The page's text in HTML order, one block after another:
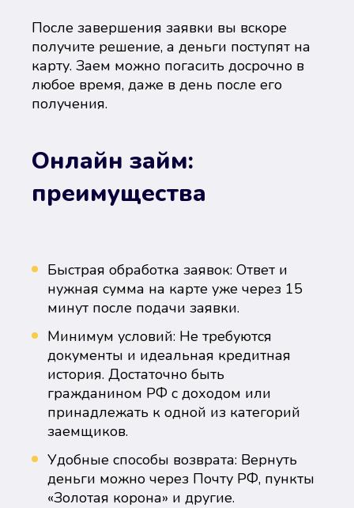
После завершения заявки вы вскоре
получите решение, а деньги поступят на
карту. Заем можно погасить досрочно в
любое время, даже в день после его
получения.
Онлайн займ:
преимущества
Быстрая обработка заявок: Ответ и
нужная сумма на карте уже через 15
минут после подачи заявки.
Минимум условий: Не требуются
документы и идеальная кредитная
история. Достаточно быть
гражданином РФ с доходом или
принадлежать к одной из категорий
заемщиков.
Удобные способы возврата: Вернуть
деньги можно через Почту РФ, пункты
«Золотая корона» и другие.